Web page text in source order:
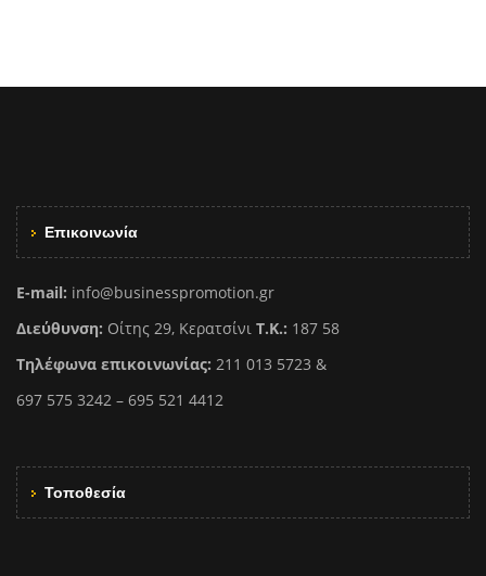
Επικοινωνία
E-mail: info@businesspromotion.gr
Διεύθυνση: Οίτης 29, Κερατσίνι Τ.Κ.: 187 58
Τηλέφωνα επικοινωνίας: 211 013 5723 &
697 575 3242 – 695 521 4412
Τοποθεσία